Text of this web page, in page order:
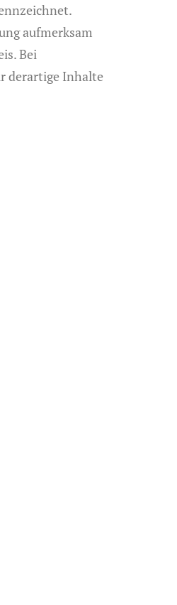
aufmerksam
Bei
derartige Inhalte